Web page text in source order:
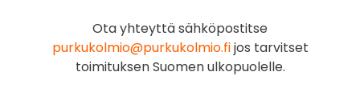
Ota yhteyttä sähköpostitse
purkukolmio@purkukolmio.fijos tarvitset
toimituksen Suomen ulkopuolelle.